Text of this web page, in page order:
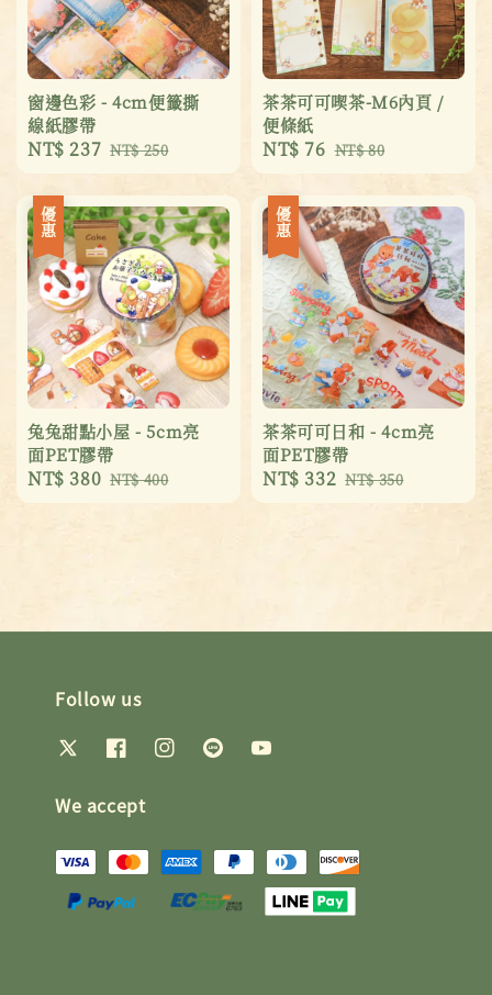
窗邊色彩 - 4cm便籤撕
線紙膠帶
Sale
NT$ 237 Regular
price
NT$ 250
茶茶可可喫茶-M6內頁 /
便條紙
Sale
NT$ 76 Regular
price
NT$ 80
優惠
兔兔甜點小屋 - 5cm亮
面PET膠帶
Sale
price
NT$ 380 Regular
NT$ 400
優惠
茶茶可可日和 - 4cm亮
面PET膠帶
Sale
NT$ 332 Regular
NT$ 350
Follow us
We accept